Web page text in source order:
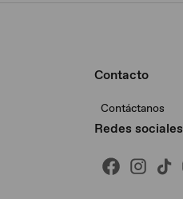
Contacto
Contáctanos
Redes sociales